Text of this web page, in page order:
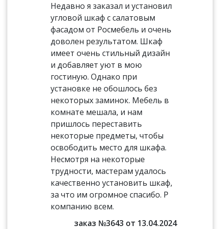
Недавно я заказал и установил
угловой шкаф с салатовым
фасадом от Росмебель и очень
доволен результатом. Шкаф
имеет очень стильный дизайн
и добавляет уют в мою
гостиную. Однако при
установке не обошлось без
некоторых заминок. Мебель в
комнате мешала, и нам
пришлось переставить
некоторые предметы, чтобы
освободить место для шкафа.
Несмотря на некоторые
трудности, мастерам удалось
качественно установить шкаф,
за что им огромное спасибо. Р
компанию всем.
заказ №3643 от 13.04.2024